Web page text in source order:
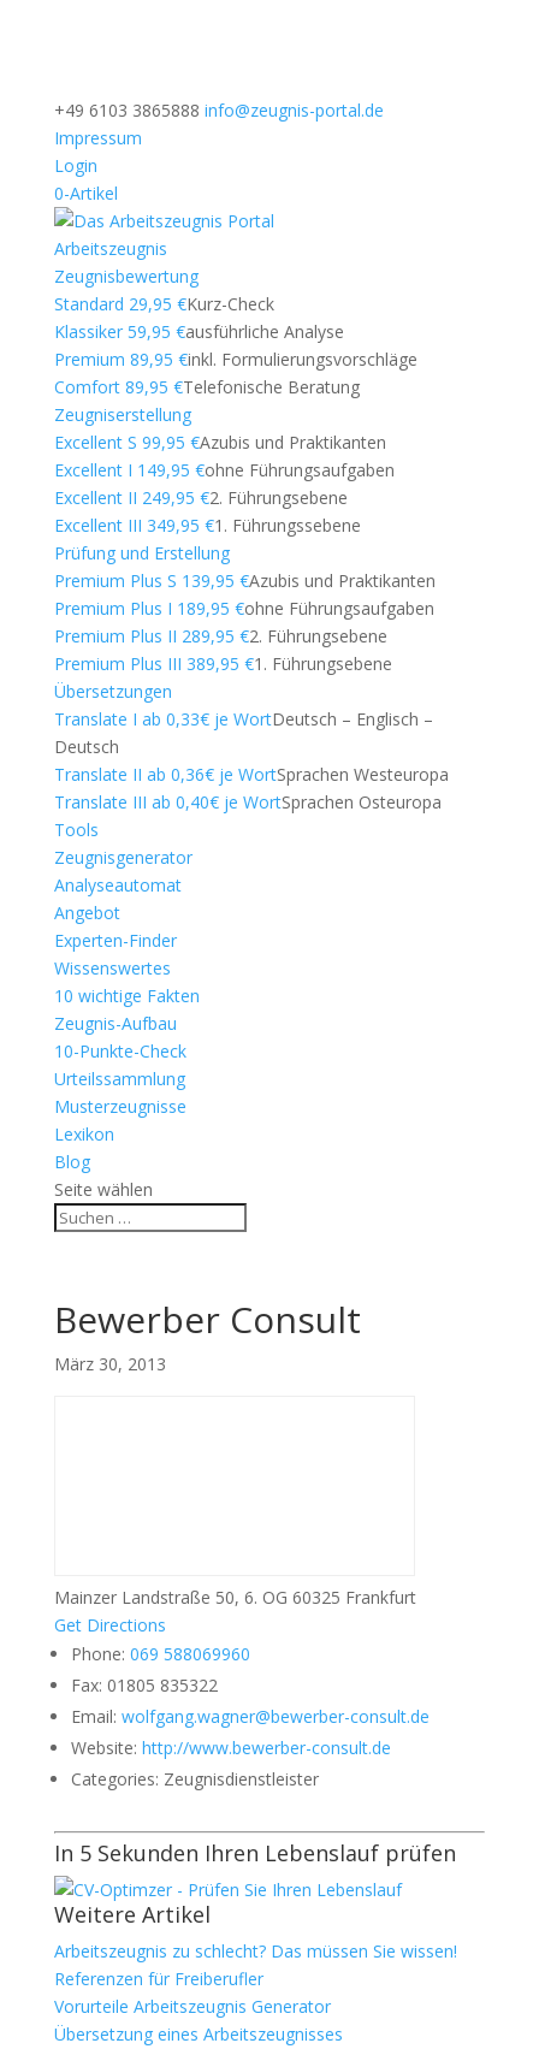
+49 6103 3865888 info@zeugnis-portal.de
Impressum
Login
0-Artikel
Arbeitszeugnis
Zeugnisbewertung
Standard 29,95 €Kurz-Check
Klassiker 59,95 €ausführliche Analyse
Premium 89,95 €inkl. Formulierungsvorschläge
Comfort 89,95 €Telefonische Beratung
Zeugniserstellung
Excellent S 99,95 €Azubis und Praktikanten
Excellent I 149,95 €ohne Führungsaufgaben
Excellent II 249,95 €2. Führungsebene
Excellent III 349,95 €1. Führungssebene
Prüfung und Erstellung
Premium Plus S 139,95 €Azubis und Praktikanten
Premium Plus I 189,95 €ohne Führungsaufgaben
Premium Plus II 289,95 €2. Führungsebene
Premium Plus III 389,95 €1. Führungsebene
Übersetzungen
Translate I ab 0,33€ je WortDeutsch – Englisch –
Deutsch
Translate II ab 0,36€ je WortSprachen Westeuropa
Translate III ab 0,40€ je WortSprachen Osteuropa
Tools
Zeugnisgenerator
Analyseautomat
Angebot
Experten-Finder
Wissenswertes
10 wichtige Fakten
Zeugnis-Aufbau
10-Punkte-Check
Urteilssammlung
Musterzeugnisse
Lexikon
Blog
Seite wählen
Bewerber Consult
März 30, 2013
Mainzer Landstraße 50, 6. OG 60325 Frankfurt
Get Directions
Phone: 069 588069960
Fax: 01805 835322
Email: wolfgang.wagner@bewerber-consult.de
Website: http://www.bewerber-consult.de
Categories: Zeugnisdienstleister
In 5 Sekunden Ihren Lebenslauf prüfen
Weitere Artikel
Arbeitszeugnis zu schlecht? Das müssen Sie wissen!
Referenzen für Freiberufler
Vorurteile Arbeitszeugnis Generator
Übersetzung eines Arbeitszeugnisses